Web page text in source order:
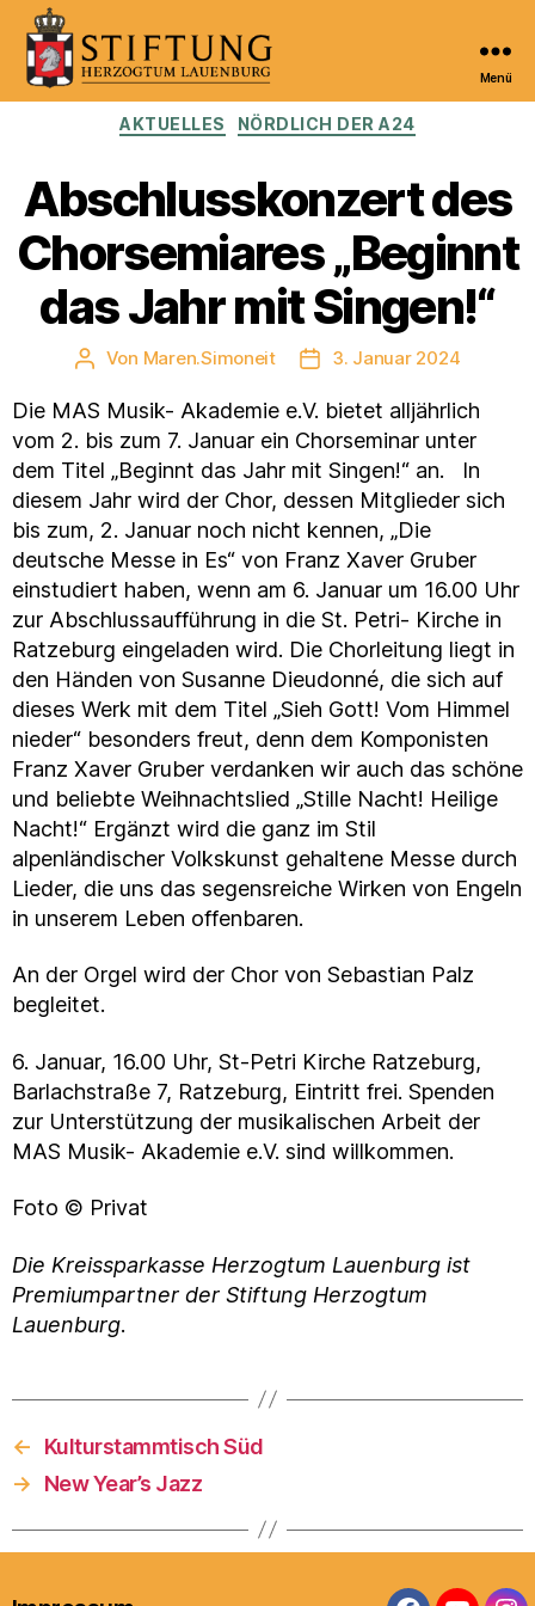
Kulturportal
Herzogtum
Lauenburg
Menü
Kategorien
AKTUELLES NÖRDLICH DER A24
Abschlusskonzert des
Chorsemiares „Beginnt
das Jahr mit Singen!“
Beitragsautor
Von Maren.Simoneit Veröffentlichungsdatum
3. Januar 2024
Die MAS Musik- Akademie e.V. bietet alljährlich
vom 2. bis zum 7. Januar ein Chorseminar unter
dem Titel „Beginnt das Jahr mit Singen!“ an. In
diesem Jahr wird der Chor, dessen Mitglieder sich
bis zum, 2. Januar noch nicht kennen, „Die
deutsche Messe in Es“ von Franz Xaver Gruber
einstudiert haben, wenn am 6. Januar um 16.00 Uhr
zur Abschlussaufführung in die St. Petri- Kirche in
Ratzeburg eingeladen wird. Die Chorleitung liegt in
den Händen von Susanne Dieudonné, die sich auf
dieses Werk mit dem Titel „Sieh Gott! Vom Himmel
nieder“ besonders freut, denn dem Komponisten
Franz Xaver Gruber verdanken wir auch das schöne
und beliebte Weihnachtslied „Stille Nacht! Heilige
Nacht!“ Ergänzt wird die ganz im Stil
alpenländischer Volkskunst gehaltene Messe durch
Lieder, die uns das segensreiche Wirken von Engeln
in unserem Leben offenbaren.
An der Orgel wird der Chor von Sebastian Palz
begleitet.
6. Januar, 16.00 Uhr, St-Petri Kirche Ratzeburg,
Barlachstraße 7, Ratzeburg, Eintritt frei. Spenden
zur Unterstützung der musikalischen Arbeit der
MAS Musik- Akademie e.V. sind willkommen.
Foto © Privat
Die Kreissparkasse Herzogtum Lauenburg ist
Premiumpartner der Stiftung Herzogtum
Lauenburg.
←
Kulturstammtisch Süd
→
New Year’s Jazz